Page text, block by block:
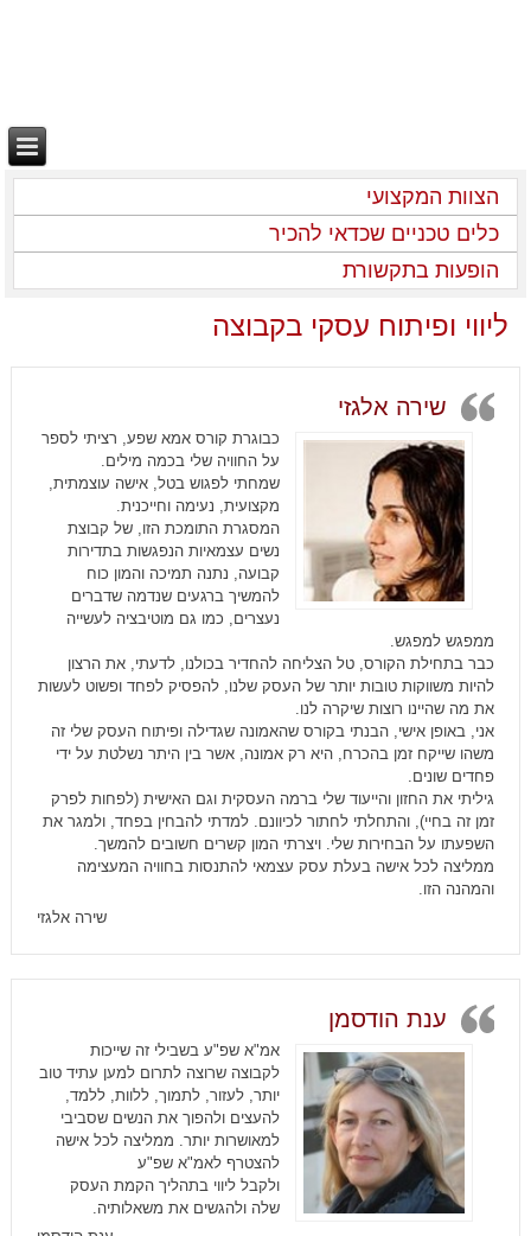
הצוות המקצועי
כלים טכניים שכדאי להכיר
הופעות בתקשורת
ליווי ופיתוח עסקי בקבוצה
שירה אלגזי
כבוגרת קורס אמא שפע, רציתי לספר
על החוויה שלי בכמה מילים.
שמחתי לפגוש בטל, אישה עוצמתית,
מקצועית, נעימה וחייכנית.
המסגרת התומכת הזו, של קבוצת
נשים עצמאיות הנפגשות בתדירות
קבועה, נתנה תמיכה והמון כוח
להמשיך ברגעים שנדמה שדברים
נעצרים, כמו גם מוטיבציה לעשייה
ממפגש למפגש.
כבר בתחילת הקורס, טל הצליחה להחדיר בכולנו, לדעתי, את הרצון
להיות משווקות טובות יותר של העסק שלנו, להפסיק לפחד ופשוט לעשות
את מה שהיינו רוצות שיקרה לנו.
אני, באופן אישי, הבנתי בקורס שהאמונה שגדילה ופיתוח העסק שלי זה
משהו שייקח זמן בהכרח, היא רק אמונה, אשר בין היתר נשלטת על ידי
פחדים שונים.
גיליתי את החזון והייעוד שלי ברמה העסקית וגם האישית (לפחות לפרק
זמן זה בחיי), והתחלתי לחתור לכיוונם. למדתי להבחין בפחד, ולמגר את
השפעתו על הבחירות שלי. ויצרתי המון קשרים חשובים להמשך.
ממליצה לכל אישה בעלת עסק עצמאי להתנסות בחוויה המעצימה
והמהנה הזו.
שירה אלגזי
ענת הודסמן
אמ"א שפ"ע בשבילי זה שייכות
לקבוצה שרוצה לתרום למען עתיד טוב
יותר, לעזור, לתמוך, ללוות, ללמד,
להעצים ולהפוך את הנשים שסביבי
למאושרות יותר. ממליצה לכל אישה
להצטרף לאמ"א שפ"ע
ולקבל ליווי בתהליך הקמת העסק
שלה ולהגשים את משאלותיה.